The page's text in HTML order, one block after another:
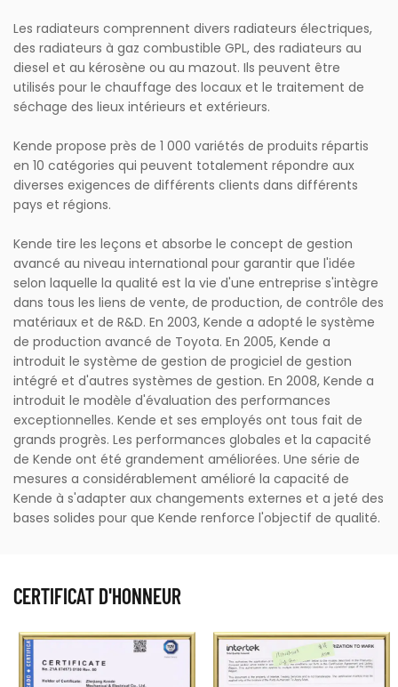
Les radiateurs comprennent divers radiateurs électriques,
des radiateurs à gaz combustible GPL, des radiateurs au
diesel et au kérosène ou au mazout. Ils peuvent être
utilisés pour le chauffage des locaux et le traitement de
séchage des lieux intérieurs et extérieurs.
Kende propose près de 1 000 variétés de produits répartis
en 10 catégories qui peuvent totalement répondre aux
diverses exigences de différents clients dans différents
pays et régions.
Kende tire les leçons et absorbe le concept de gestion
avancé au niveau international pour garantir que l'idée
selon laquelle la qualité est la vie d'une entreprise s'intègre
dans tous les liens de vente, de production, de contrôle des
matériaux et de R&D. En 2003, Kende a adopté le système
de production avancé de Toyota. En 2005, Kende a
introduit le système de gestion de progiciel de gestion
intégré et d'autres systèmes de gestion. En 2008, Kende a
introduit le modèle d'évaluation des performances
exceptionnelles. Kende et ses employés ont tous fait de
grands progrès. Les performances globales et la capacité
de Kende ont été grandement améliorées. Une série de
mesures a considérablement amélioré la capacité de
Kende à s'adapter aux changements externes et a jeté des
bases solides pour que Kende renforce l'objectif de qualité.
CERTIFICAT D'HONNEUR